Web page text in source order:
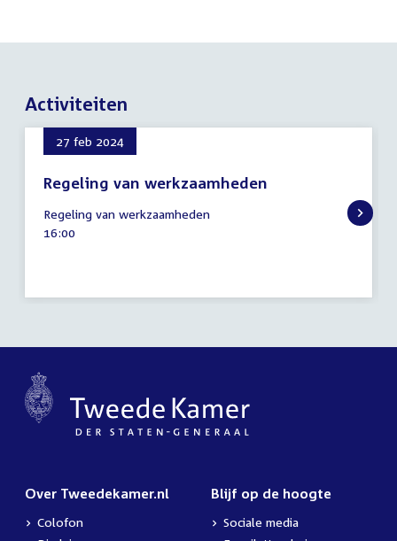
Activiteiten
27 feb 2024
Regeling van werkzaamheden
februari
2024
Regeling van werkzaamheden
Tijd
16:00
Over Tweedekamer.nl
Colofon
Blijf op de hoogte
Sociale media